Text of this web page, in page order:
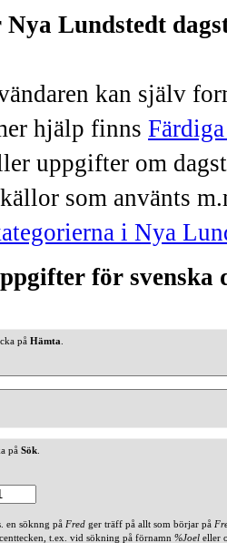
Lundstedt
kan själv
hjälp finns
uppgifter om
som använts
i Nya
för svenska
på Hämta
på Sök
en söknng på Fred ger träff på allt som börjar på
t.ex. vid sökning på förnamn %Joel eller